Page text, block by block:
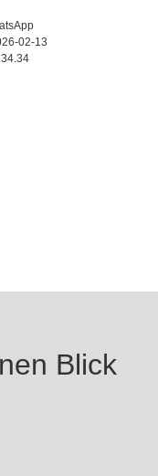
Blick